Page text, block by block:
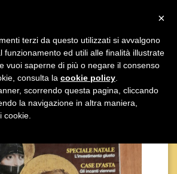

×
terzi da questo utilizzati si avvalgono
funzionamento ed utili alle finalità illustrate
vuoi saperne di più o negare il consenso
consulta la cookie policy
scorrendo questa pagina, cliccando
la navigazione in altra maniera,
cookie.